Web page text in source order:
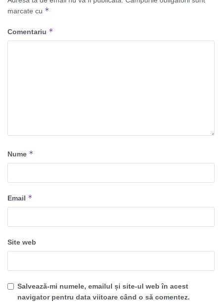
marcate cu *
Comentariu *
Nume *
Email *
Site web
Salvează-mi numele, emailul și site-ul web în acest
navigator pentru data viitoare când o să comentez.